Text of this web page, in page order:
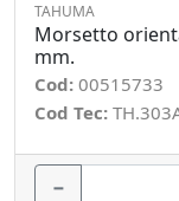
TAHUMA
Morsetto
mm.
Cod: 00515733
Cod Tec:
−